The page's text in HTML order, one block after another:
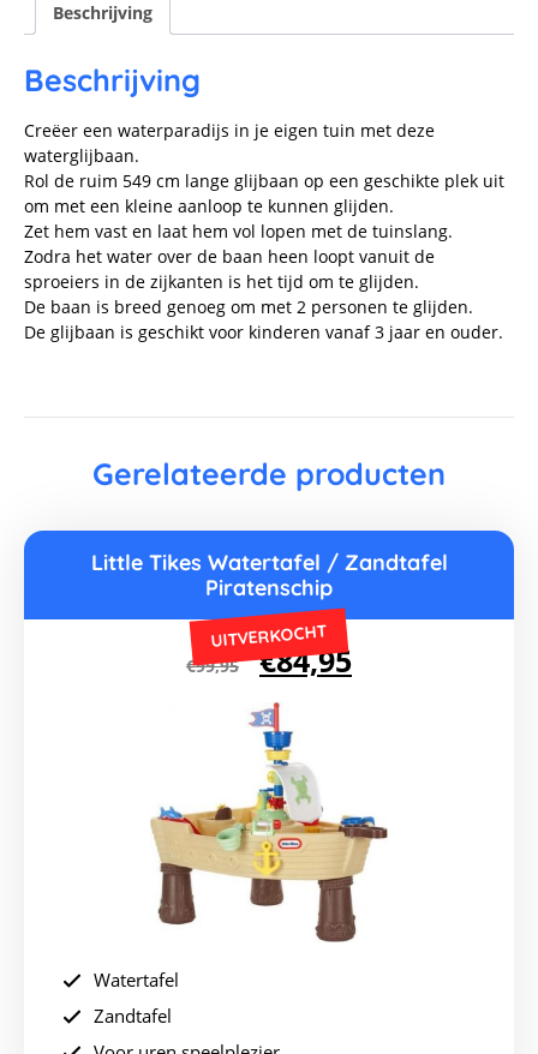
Beschrijving
Beschrijving
Creëer een waterparadijs in je eigen tuin met deze
waterglijbaan.
Rol de ruim 549 cm lange glijbaan op een geschikte plek uit
om met een kleine aanloop te kunnen glijden.
Zet hem vast en laat hem vol lopen met de tuinslang.
Zodra het water over de baan heen loopt vanuit de
sproeiers in de zijkanten is het tijd om te glijden.
De baan is breed genoeg om met 2 personen te glijden.
De glijbaan is geschikt voor kinderen vanaf 3 jaar en ouder.
Gerelateerde producten
Little Tikes Watertafel / Zandtafel
Piratenschip
€99,95
Oorspronkelijke
prijs
was:
€99,95.
€84,95Huidige
UITVERKOCHT
Watertafel
Zandtafel